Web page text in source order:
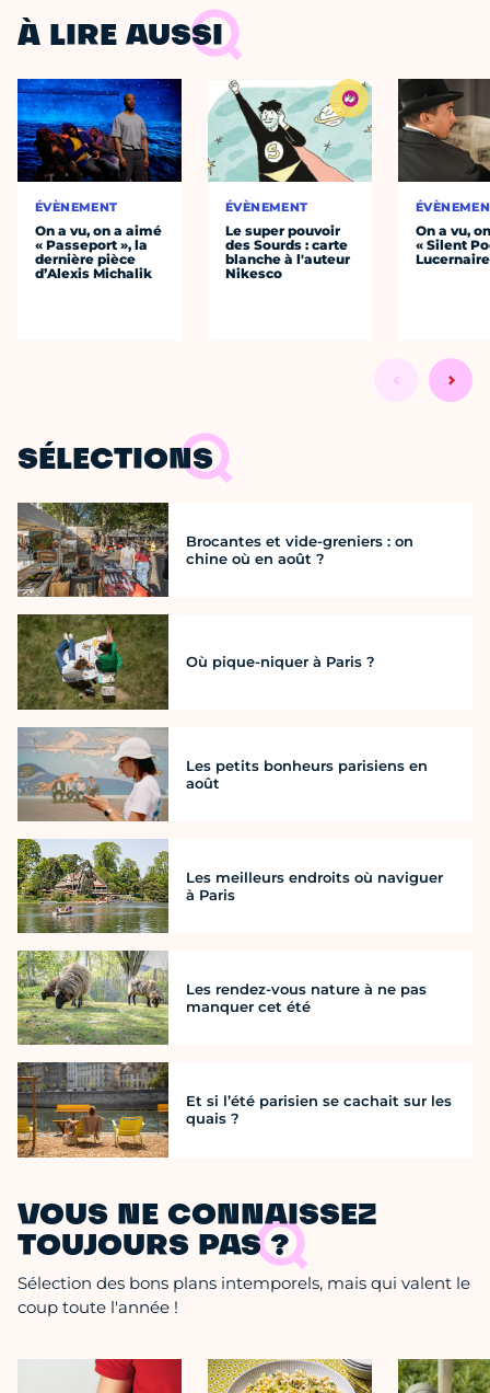
À LIRE AUSSI
ÉVÈNEMENT
On a vu, on a aimé
« Passeport », la
dernière pièce
d’Alexis Michalik
ÉVÈNEMENT
Le super pouvoir
des Sourds : carte
blanche à l'auteur
Nikesco
On a vu,
« Silent
Lucernaire
SÉLECTIONS
Brocantes et vide-greniers : on
chine où en août ?
Où pique-niquer à Paris ?
Les petits bonheurs parisiens en
août
Les meilleurs endroits où naviguer
à Paris
Les rendez-vous nature à ne pas
manquer cet été
Et si l’été parisien se cachait sur les
quais ?
VOUS NE CONNAISSEZ
TOUJOURS PAS ?
Sélection des bons plans intemporels, mais qui valent le
coup toute l'année !